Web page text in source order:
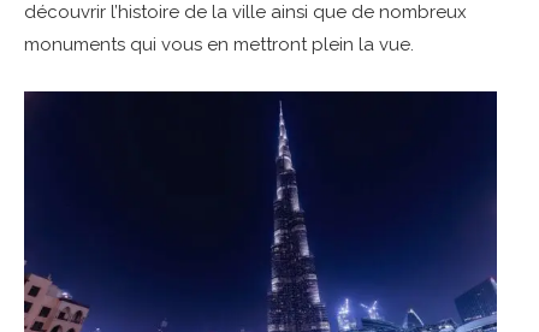
découvrir l’histoire de la ville ainsi que de nombreux
monuments qui vous en mettront plein la vue.